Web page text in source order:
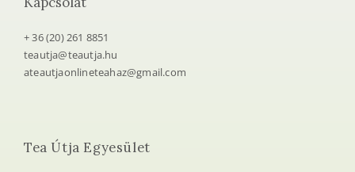
+ 36 (20) 261 8851
teautja@teautja.hu
ateautjaonlineteahaz@gmail.com
Tea Útja Egyesület